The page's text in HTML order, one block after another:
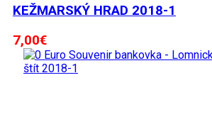
KEŽMARSKÝ HRAD 2018-1
7,00€